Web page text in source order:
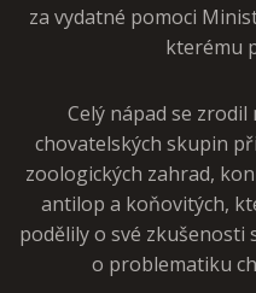
za vydatné pomoci
kterému
Celý nápad se
chovatelských skupin
zoologických zahrad,
antilop a koňovitých,
podělily o své zkušenosti
o problematiku